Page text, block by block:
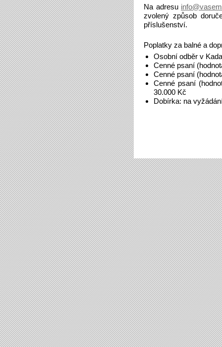
Na adresu
zvolený způsob
příslušenství.
Poplatky za balné a
Osobní odběr v
Cenné psaní
Cenné psaní
Cenné psaní
30.000 Kč
Dobírka: na